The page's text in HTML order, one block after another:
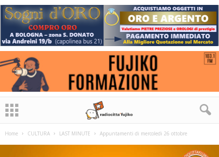
Home CULTURA LAST MINUTE Appuntamenti di mercoledi 26 ottobre